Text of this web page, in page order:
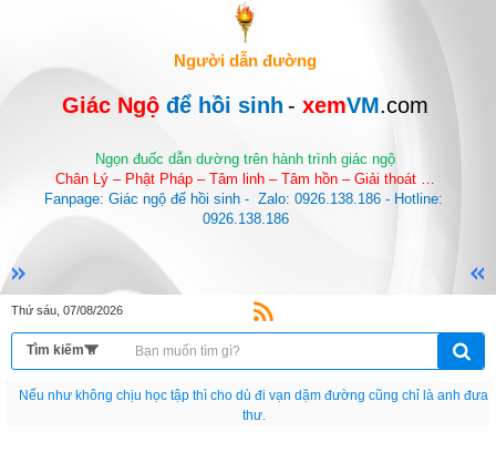
Người dẫn đường
Giác Ngộ để hồi sinh - xemVM.com
Ngọn đuốc dẫn dường trên hành trình giác ngộ
Chân Lý – Phật Pháp – Tâm linh – Tâm hồn – Giải thoát …
Fanpage: Giác ngộ để hồi sinh -  Zalo: 0926.138.186 - Hotline:
0926.138.186
Thứ sáu, 07/08/2026
Nếu như không chịu học tập thì cho dù đi vạn dặm đường cũng chỉ là anh đưa
thư.